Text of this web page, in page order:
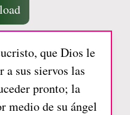
que Dios le
a sus siervos las
pronto; la
medio de su ángel